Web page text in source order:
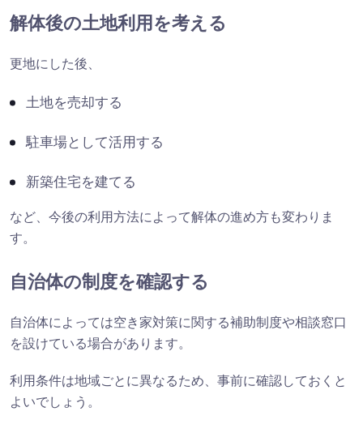
解体後の土地利用を考える
更地にした後、
土地を売却する
駐車場として活用する
新築住宅を建てる
など、今後の利用方法によって解体の進め方も変わりま
す。
自治体の制度を確認する
自治体によっては空き家対策に関する補助制度や相談窓口
を設けている場合があります。
利用条件は地域ごとに異なるため、事前に確認しておくと
よいでしょう。